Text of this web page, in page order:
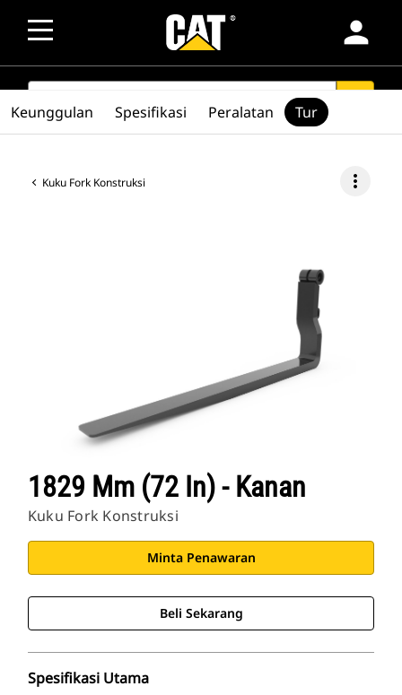
person
SEARCH
Kuku Fork Konstruksi more_vert
1829 Mm (72 In) - Kanan
Kuku Fork Konstruksi
Minta Penawaran
Beli Sekarang
Spesifikasi Utama
Keunggulan Spesifikasi Peralatan Tur